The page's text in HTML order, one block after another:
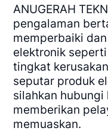
ANUGERAH
pengalaman
memperbaiki
elektronik
tingkat
seputar produk
silahkan hubungi
memberikan
memuaskan.